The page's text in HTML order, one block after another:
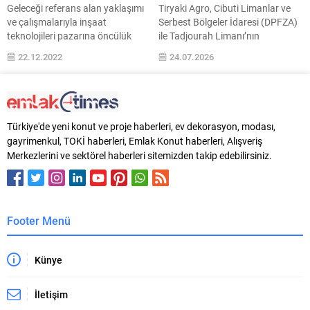
değerini...
kollarında küresel çapta...
Geleceği referans alan yaklaşımı
ve çalışmalarıyla inşaat
teknolojileri pazarına öncülük
eden Hilti, 2022 yılında ileri
teknoloji birçok ürününü piyasaya
dönüşümü hızlandırdı. Hilti
Türkiye ise globalden aldığı
yaşanan dalgalanmalara rağmen
reelde çift haneli büyümeye
ulaşarak uzun zamandır elinde
tuttuğu mühendislik ürün
gruplarındaki pazar liderliğini...
22.12.2022
Tiryaki Agro, Cibuti Limanlar ve
Serbest Bölgeler İdaresi (DPFZA)
ile Tadjourah Limanı’nın
geliştirilmesine yönelik mutabakat
anlaşması imzaladı. Afrika
erişimi güçlendirmeyi hedeflerken,
Tiryaki Agro’nun Doğu Afrika’daki
uzun vadeli büyüme stratejisinin
de önemli bir adımını oluşturuyor.
60...
24.07.2026
Türkiye'de yeni konut ve proje haberleri, ev dekorasyon, modası,
gayrimenkul, TOKİ haberleri, Emlak Konut haberleri, Alışveriş
Merkezlerini ve sektörel haberleri sitemizden takip edebilirsiniz.
Footer Menü
Künye
İletişim